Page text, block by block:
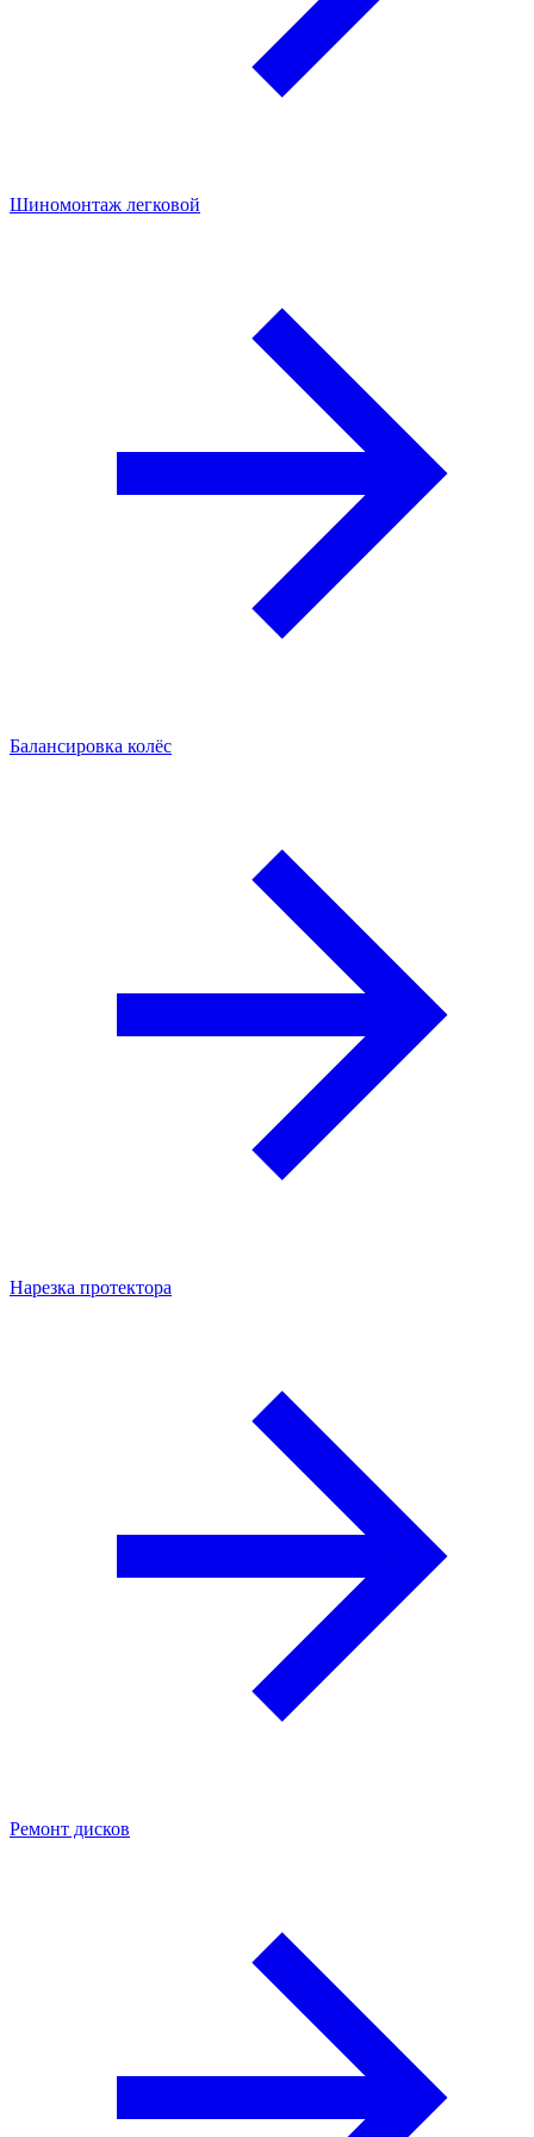
Шиномонтаж легковой
Балансировка колёс
Нарезка протектора
Ремонт дисков